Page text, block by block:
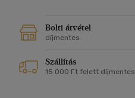
Bolti átvétel
díjmentes
Szállítás
15 000 Ft felett díjmentes